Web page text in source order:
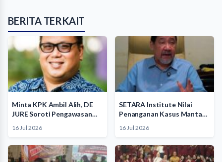
BERITA TERKAIT
Minta KPK Ambil Alih, DE
JURE Soroti Pengawasan…
16 Jul 2026
SETARA Institute Nilai
Penanganan Kasus Mantan
16 Jul 2026